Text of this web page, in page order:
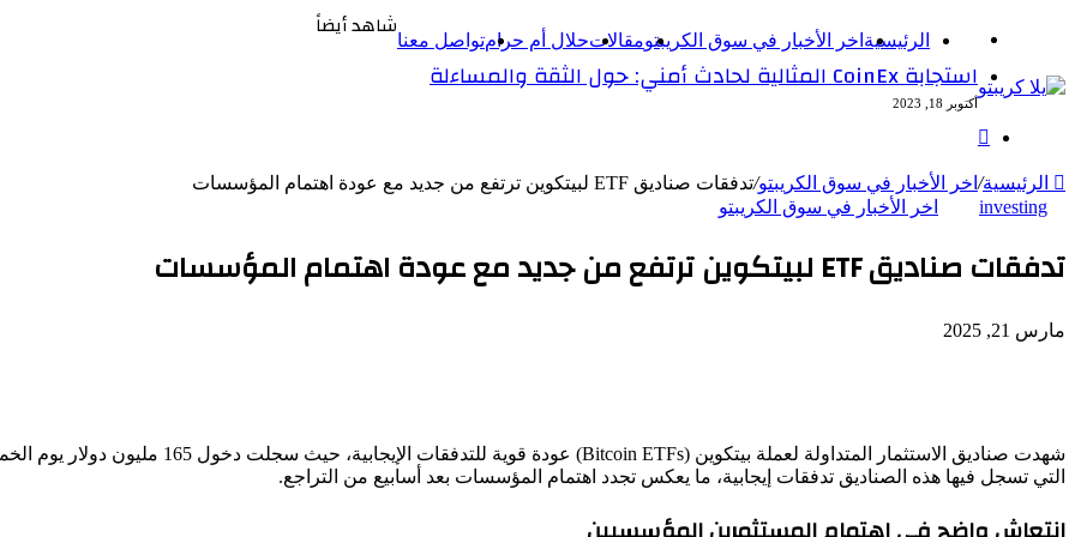
القائمةالرئيسية اخر الأخبار في سوق الكريبتومقالاتحلال أم حرامتواصل معنا
الرئيسية/ اخر الأخبار في سوق الكريبتو/تدفقات صناديق ETF لبيتكوين ترتفع من جديد مع عودة اهتمام المؤسسات
investing
اخر الأخبار في سوق الكريبتو
تدفقات صناديق ETF لبيتكوين ترتفع من جديد مع عودة اهتمام المؤسسات
مارس 21, 2025
التي تسجل فيها هذه الصناديق تدفقات إيجابية، ما يعكس تجدد اهتمام المؤسسات بعد أسابيع من التراجع.
شاهد أيضاً
استجابة CoinEx المثالية لحادث أمني: حول الثقة والمساءلة
أكتوبر 18, 2023